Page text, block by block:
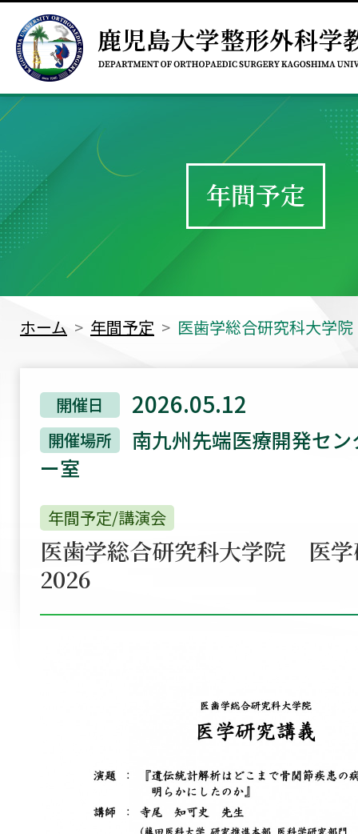
年間予定
ホーム 年間予定 医歯学総合研究科大学
開催日 2026.05.12
開催場所
南九州先端医療開発セ
ー室
年間予定/講演会
医歯学総合研究科大学院 医
2026